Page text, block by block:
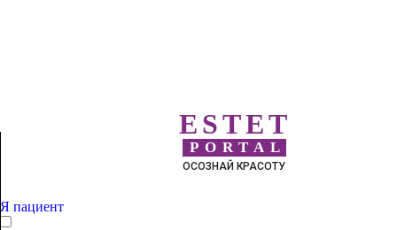
ESTET
PORTAL
ОСОЗНАЙ КРАСОТУ
Я пациент